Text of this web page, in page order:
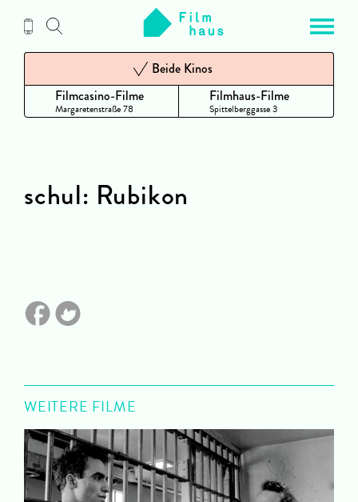
Inhalt
Filmcasino-Filme
Margaretenstraße 78
Beide Kinos
Filmhaus-Filme
Spittelberggasse 3
schul: Rubikon
WEITERE FILME